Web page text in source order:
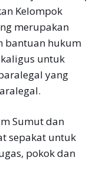
Kelompok
merupakan
bantuan hukum
untuk
yang
Sumut dan
sepakat untuk
pokok dan